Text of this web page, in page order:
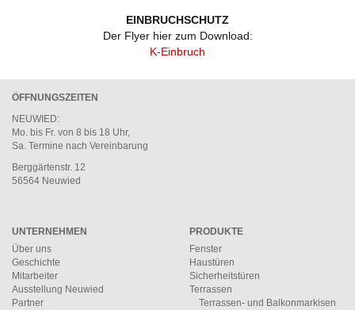
EINBRUCHSCHUTZ
Der Flyer hier zum Download:
K-Einbruch
ÖFFNUNGSZEITEN
NEUWIED:
Mo. bis Fr. von 8 bis 18 Uhr,
Sa. Termine nach Vereinbarung
Berggärtenstr. 12
56564 Neuwied
UNTERNEHMEN
Über uns
Geschichte
Mitarbeiter
Ausstellung Neuwied
Partner
PRODUKTE
Fenster
Haustüren
Sicherheitstüren
Terrassen
Terrassen- und Balkonmarkisen